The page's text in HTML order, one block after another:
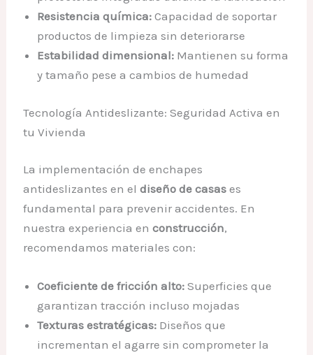
Resistencia química: Capacidad de soportar
productos de limpieza sin deteriorarse
Estabilidad dimensional: Mantienen su forma
y tamaño pese a cambios de humedad
Tecnología Antideslizante: Seguridad Activa en
tu Vivienda
La implementación de enchapes
antideslizantes en eldiseño de casas es
fundamental para prevenir accidentes. En
nuestra experiencia enconstrucción,
recomendamos materiales con:
Coeficiente de fricción alto: Superficies que
garantizan tracción incluso mojadas
Texturas estratégicas: Diseños que
incrementan el agarre sin comprometer la